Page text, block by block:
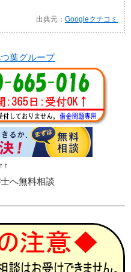
出典元：Googleクチコミ
葉グループ
へ無料相談